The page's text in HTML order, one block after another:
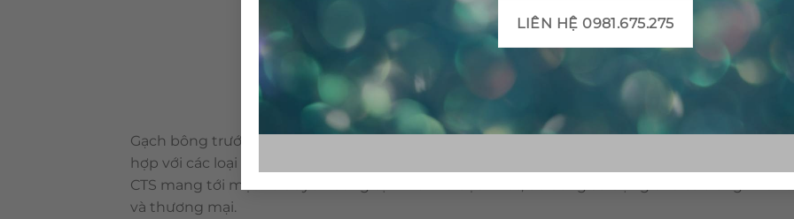
LIÊN HỆ 0981.675.275
Gạch bông cổ điển CTS 96.1 – 4 viên
Gạch bông trước đây được xem như nữ hoàng trong vật liệu trang trí. Với ưu điểm như: đang
hợp với các loại vật liệu khác. Là loại vật liệu có tính thoáng mát, dễ vệ sinh. Đặc biệt, gạch
CTS mang tới một vẻ duyên dáng tự nhiên và độc nhất, dễ dàng sử dụng cho cả trong nhà
và thương mại.